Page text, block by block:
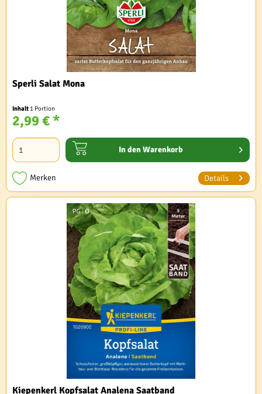
Sperli Salat Mona
Inhalt 1 Portion
2,99 € *
In den Warenkorb
Merken Details
Kiepenkerl Kopfsalat Analena Saatband